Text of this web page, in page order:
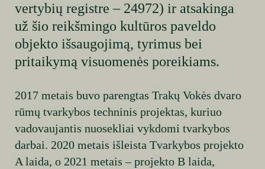
vertybių registre – 24972) ir atsakinga
už šio reikšmingo kultūros paveldo
objekto išsaugojimą, tyrimus bei
pritaikymą visuomenės poreikiams.
2017 metais buvo parengtas Trakų Vokės dvaro
rūmų tvarkybos techninis projektas, kuriuo
vadovaujantis nuosekliai vykdomi tvarkybos
darbai. 2020 metais išleista Tvarkybos projekto
A laida, o 2021 metais – projekto B laida,